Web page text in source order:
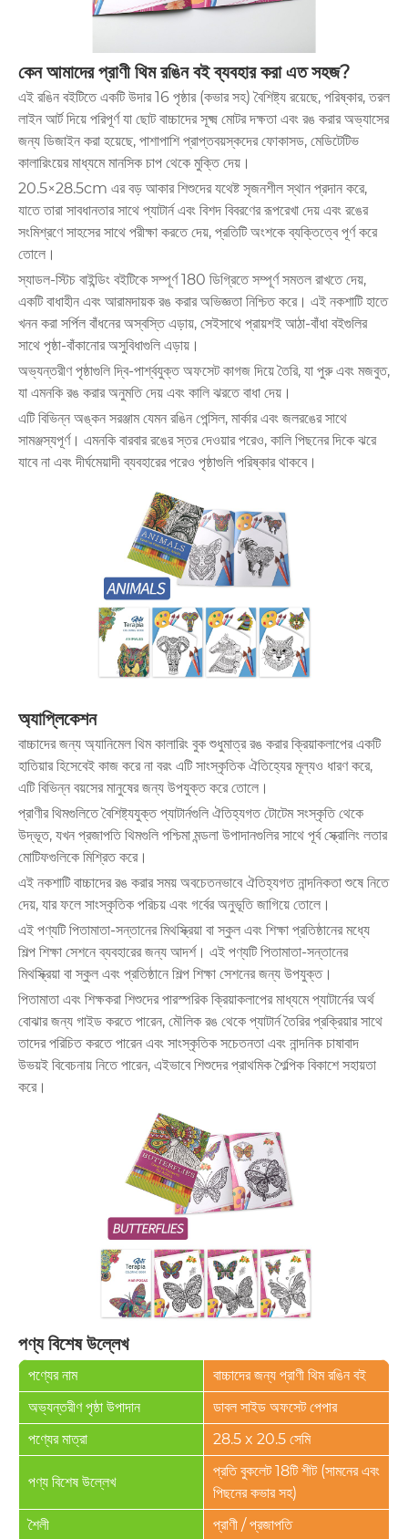
কেন আমাদের প্রাণী থিম রঙিন বই ব্যবহার করা এত সহজ?
এই রঙিন বইটিতে একটি উদার 16 পৃষ্ঠার (কভার সহ) বৈশিষ্ট্য রয়েছে, পরিষ্কার, তরল
লাইন আর্ট দিয়ে পরিপূর্ণ যা ছোট বাচ্চাদের সূক্ষ্ম মোটর দক্ষতা এবং রঙ করার অভ্যাসের
জন্য ডিজাইন করা হয়েছে, পাশাপাশি প্রাপ্তবয়স্কদের ফোকাসড, মেডিটেটিভ
কালারিংয়ের মাধ্যমে মানসিক চাপ থেকে মুক্তি দেয়।
20.5×28.5cm এর বড় আকার শিশুদের যথেষ্ট সৃজনশীল স্থান প্রদান করে,
যাতে তারা সাবধানতার সাথে প্যাটার্ন এবং বিশদ বিবরণের রূপরেখা দেয় এবং রঙের
সংমিশ্রণে সাহসের সাথে পরীক্ষা করতে দেয়, প্রতিটি অংশকে ব্যক্তিত্বে পূর্ণ করে
তোলে।
স্যাডল-স্টিচ বাইন্ডিং বইটিকে সম্পূর্ণ 180 ডিগ্রিতে সম্পূর্ণ সমতল রাখতে দেয়,
একটি বাধাহীন এবং আরামদায়ক রঙ করার অভিজ্ঞতা নিশ্চিত করে। এই নকশাটি হাতে
খনন করা সর্পিল বাঁধনের অস্বস্তি এড়ায়, সেইসাথে প্রায়শই আঠা-বাঁধা বইগুলির
সাথে পৃষ্ঠা-বাঁকানোর অসুবিধাগুলি এড়ায়।
অভ্যন্তরীণ পৃষ্ঠাগুলি দ্বি-পার্শ্বযুক্ত অফসেট কাগজ দিয়ে তৈরি, যা পুরু এবং মজবুত,
যা এমনকি রঙ করার অনুমতি দেয় এবং কালি ঝরতে বাধা দেয়।
এটি বিভিন্ন অঙ্কন সরঞ্জাম যেমন রঙিন পেন্সিল, মার্কার এবং জলরঙের সাথে
সামঞ্জস্যপূর্ণ। এমনকি বারবার রঙের স্তর দেওয়ার পরেও, কালি পিছনের দিকে ঝরে
যাবে না এবং দীর্ঘমেয়াদী ব্যবহারের পরেও পৃষ্ঠাগুলি পরিষ্কার থাকবে।
অ্যাপ্লিকেশন
বাচ্চাদের জন্য অ্যানিমেল থিম কালারিং বুক শুধুমাত্র রঙ করার ক্রিয়াকলাপের একটি
হাতিয়ার হিসেবেই কাজ করে না বরং এটি সাংস্কৃতিক ঐতিহ্যের মূল্যও ধারণ করে,
এটি বিভিন্ন বয়সের মানুষের জন্য উপযুক্ত করে তোলে।
প্রাণীর থিমগুলিতে বৈশিষ্ট্যযুক্ত প্যাটার্নগুলি ঐতিহ্যগত টোটেম সংস্কৃতি থেকে
উদ্ভূত, যখন প্রজাপতি থিমগুলি পশ্চিমা মন্ডলা উপাদানগুলির সাথে পূর্ব স্ক্রোলিং লতার
মোটিফগুলিকে মিশ্রিত করে।
এই নকশাটি বাচ্চাদের রঙ করার সময় অবচেতনভাবে ঐতিহ্যগত নান্দনিকতা শুষে নিতে
দেয়, যার ফলে সাংস্কৃতিক পরিচয় এবং গর্বের অনুভূতি জাগিয়ে তোলে।
এই পণ্যটি পিতামাতা-সন্তানের মিথস্ক্রিয়া বা স্কুল এবং শিক্ষা প্রতিষ্ঠানের মধ্যে
শিল্প শিক্ষা সেশনে ব্যবহারের জন্য আদর্শ। এই পণ্যটি পিতামাতা-সন্তানের
মিথস্ক্রিয়া বা স্কুল এবং প্রতিষ্ঠানে শিল্প শিক্ষা সেশনের জন্য উপযুক্ত।
পিতামাতা এবং শিক্ষকরা শিশুদের পারস্পরিক ক্রিয়াকলাপের মাধ্যমে প্যাটার্নের অর্থ
বোঝার জন্য গাইড করতে পারেন, মৌলিক রঙ থেকে প্যাটার্ন তৈরির প্রক্রিয়ার সাথে
তাদের পরিচিত করতে পারেন এবং সাংস্কৃতিক সচেতনতা এবং নান্দনিক চাষাবাদ
উভয়ই বিবেচনায় নিতে পারেন, এইভাবে শিশুদের প্রাথমিক শৈল্পিক বিকাশে সহায়তা
করে।
পণ্য বিশেষ উল্লেখ
পণ্যের নাম
বাচ্চাদের জন্য প্রাণী থিম রঙিন বই
অভ্যন্তরীণ পৃষ্ঠা উপাদান
ডাবল সাইড অফসেট পেপার
পণ্যের মাত্রা
28.5 x 20.5 সেমি
পণ্য বিশেষ উল্লেখ
প্রতি বুকলেট 18টি শীট (সামনের এবং
পিছনের কভার সহ)
শৈলী
প্রাণী / প্রজাপতি